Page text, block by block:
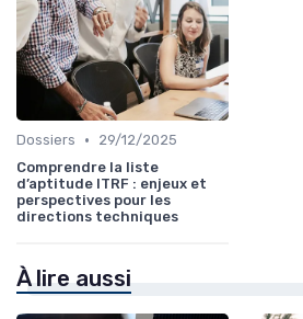
Dossiers •
29/12/2025
Comprendre la liste
d’aptitude ITRF : enjeux et
perspectives pour les
directions techniques
À lire aussi